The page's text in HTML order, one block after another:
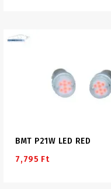
BMT P21W LED RED
7,795 Ft